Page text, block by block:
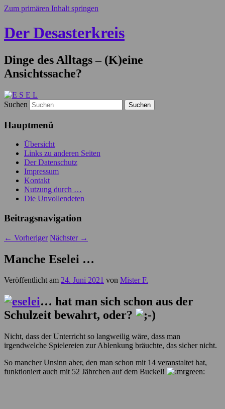
Zum primären Inhalt springen
Der Desasterkreis
Dinge des Alltags – (K)eine
Ansichtssache?
Suchen
Hauptmenü
Übersicht
Links zu anderen Seiten
Der Datenschutz
Impressum
Kontakt
Nutzung durch …
Die Unvollendeten
Beitragsnavigation
← Vorheriger Nächster →
Manche Eselei …
Veröffentlicht am 24. Juni 2021 von Mister F.
… hat man sich schon aus der
Schulzeit bewahrt, oder?
Nicht, dass der Unterricht so langweilig wäre, dass man
irgendwelche Spielereien zur Ablenkung bräuchte, das sicher nicht.
So mancher Unsinn aber, den man schon mit 14 veranstaltet hat,
funktioniert auch mit 52 Jährchen auf dem Buckel!